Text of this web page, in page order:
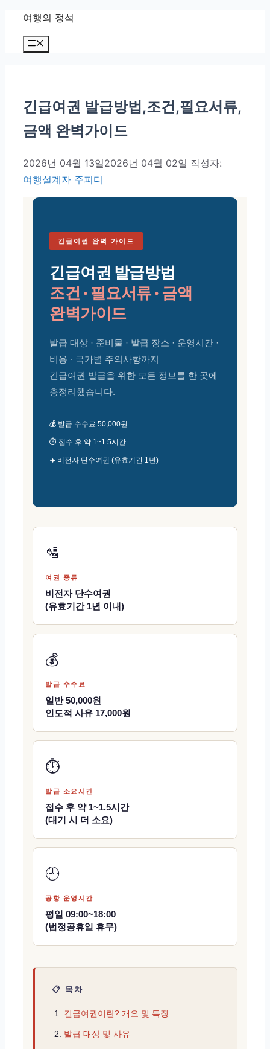
컨텐츠로
건너뛰기
여행의 정석
메뉴
긴급여권 발급방법,조건,필요서류,
금액 완벽가이드
2026년 04월 13일2026년 04월 02일 작성자:
여행설계자 주피디
긴급여권 완벽 가이드
긴급여권 발급방법
조건 · 필요서류 · 금액
완벽가이드
발급 대상 · 준비물 · 발급 장소 · 운영시간 ·
비용 · 국가별 주의사항까지
긴급여권 발급을 위한 모든 정보를 한 곳에
총정리했습니다.
💰 발급 수수료 50,000원
⏱️ 접수 후 약 1~1.5시간
✈️ 비전자 단수여권 (유효기간 1년)
🛂
여권 종류
비전자 단수여권
(유효기간 1년 이내)
💰
발급 수수료
일반 50,000원
인도적 사유 17,000원
⏱️
발급 소요시간
접수 후 약 1~1.5시간
(대기 시 더 소요)
🕘
공항 운영시간
평일 09:00~18:00
(법정공휴일 휴무)
📋 목차
긴급여권이란? 개요 및 특징
발급 대상 및 사유